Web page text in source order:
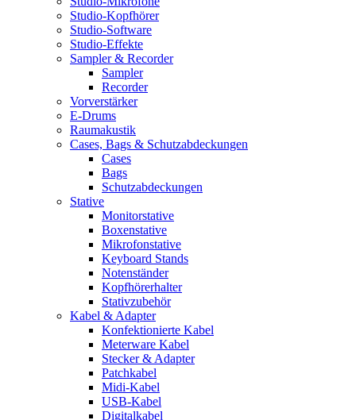
Studio-Kopfhörer
Studio-Software
Studio-Effekte
Sampler & Recorder
Sampler
Recorder
Vorverstärker
E-Drums
Raumakustik
Cases, Bags & Schutzabdeckungen
Cases
Bags
Schutzabdeckungen
Stative
Monitorstative
Boxenstative
Mikrofonstative
Keyboard Stands
Notenständer
Kopfhörerhalter
Stativzubehör
Kabel & Adapter
Konfektionierte Kabel
Meterware Kabel
Stecker & Adapter
Patchkabel
Midi-Kabel
USB-Kabel
Digitalkabel